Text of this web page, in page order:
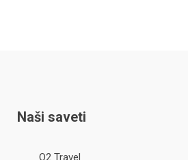
Naši saveti
O2 Travel